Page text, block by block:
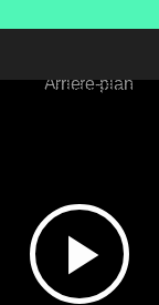
play_arrow